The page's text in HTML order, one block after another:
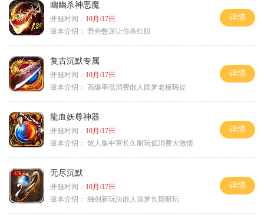
幽幽杀神恶魔
开服时间： 10月/17日
版本介绍：
野外憋尿让你杀红眼
详情
复古沉默专属
开服时间： 10月/17日
版本介绍： 高爆率低消费散人圆梦老板嗨皮
详情
龍血妖尊神器
开服时间： 10月/17日
版本介绍： 散人集中营长久耐玩低消费大激情
详情
无尽沉默
开服时间： 10月/17日
版本介绍： 独创新玩法散人追梦长期耐玩
详情